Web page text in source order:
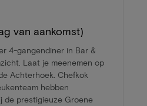
van aankomst)
4-gangendiner in Bar &
Laat je meenemen op
Achterhoek. Chefkok
hebben
de prestigieuze Groene